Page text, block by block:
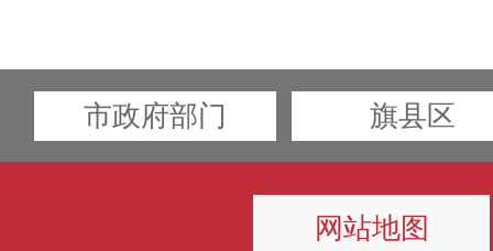
市政府部门 旗县区
网站地图